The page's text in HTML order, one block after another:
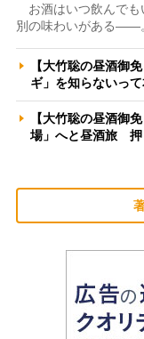
お酒はいつ飲んでも
別の味わいがある――
【大竹聡の昼酒御
ギ」を知らないっ
【大竹聡の昼酒御
場」へと昼酒旅